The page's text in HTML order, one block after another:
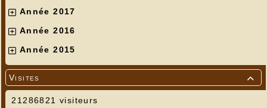
Année 2017
Année 2016
Année 2015

Visites
21286821 visiteurs